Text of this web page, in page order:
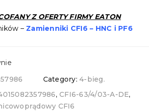
Z OFERTY FIRMY EATON
– Zamienniki CFI6 – HNC i PF6
Category:4-bieg.
,CFI6-63/4/03-A-DE,
CFI6